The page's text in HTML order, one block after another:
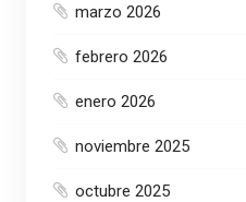
marzo 2026
febrero 2026
enero 2026
noviembre 2025
octubre 2025